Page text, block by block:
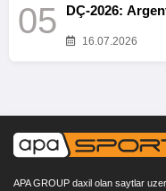
05 DÇ-2026:
16.07.2026
APA GROUP daxil olan saytlar